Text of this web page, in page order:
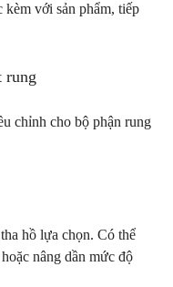
với sản phẩm, tiếp
rung
chỉnh cho bộ phận rung
hồ lựa chọn. Có thể
nâng dần mức độ